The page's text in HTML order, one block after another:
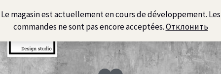
Le magasin est actuellement en cours de développement. Les
commandes ne sont pas encore acceptées.Отклонить
к
содержимому